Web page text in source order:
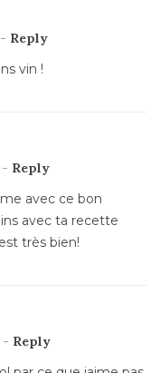
Reply
vin !
- Reply
avec ce bon
avec ta recette
très bien!
- Reply